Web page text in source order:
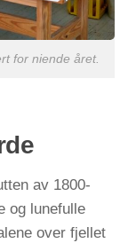
for niende året.
av 1800-
og lunefulle
over fjellet